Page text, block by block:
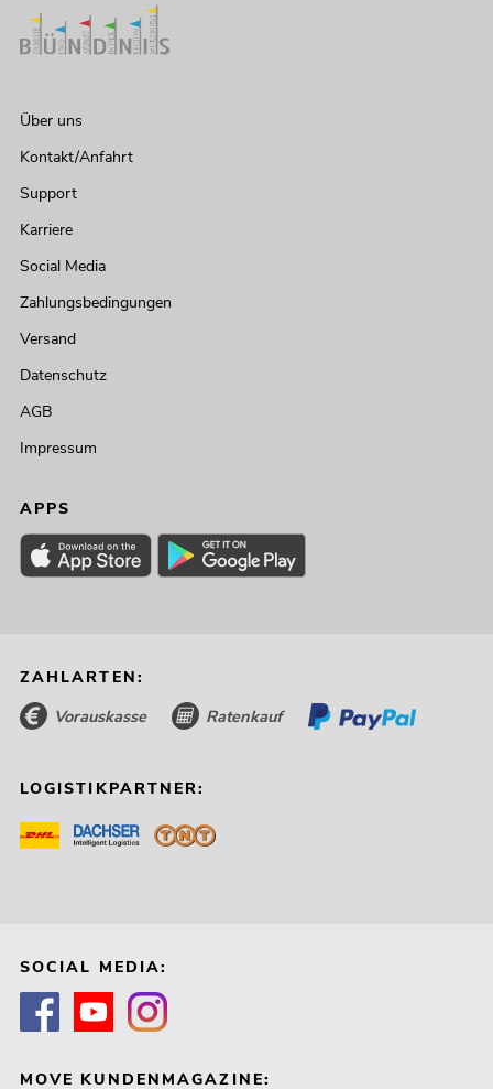
Über uns
Kontakt/Anfahrt
Support
Karriere
Social Media
Zahlungsbedingungen
Versand
Datenschutz
AGB
Impressum
APPS
ZAHLARTEN:
Vorauskasse Ratenkauf
LOGISTIKPARTNER:
SOCIAL MEDIA:
MOVE KUNDENMAGAZINE: